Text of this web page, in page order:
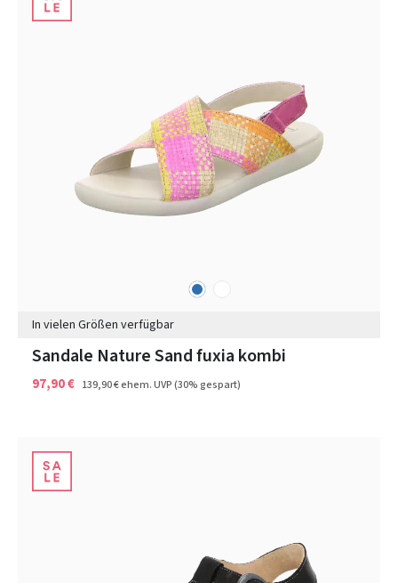
blau
In vielen Größen verfügbar
Sandale Nature Sand fuxia kombi
97,90 € 139,90 €ehem. UVP(30% gespart)